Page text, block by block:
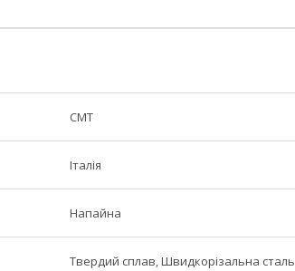
CMT
Італія
Напайна
Твердий сплав, Швидкорізальна сталь